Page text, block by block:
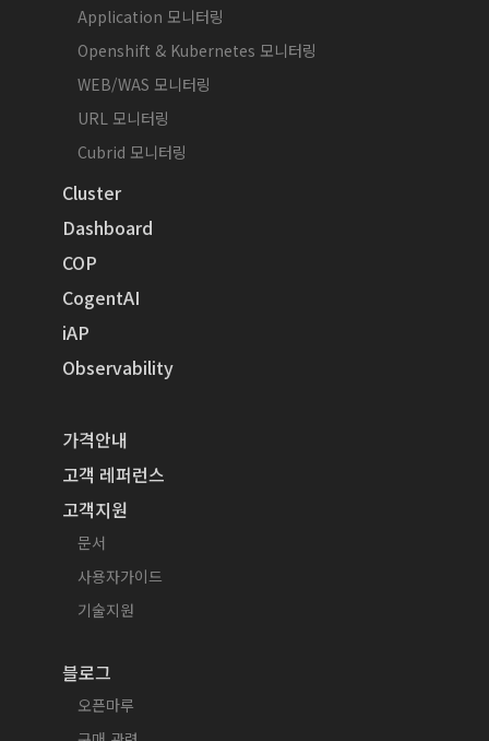
Application 모니터링
Openshift & Kubernetes 모니터링
WEB/WAS 모니터링
URL 모니터링
Cubrid 모니터링
Cluster
Dashboard
COP
CogentAI
iAP
Observability
가격안내
고객 레퍼런스
고객지원
문서
사용자가이드
기술지원
블로그
오픈마루